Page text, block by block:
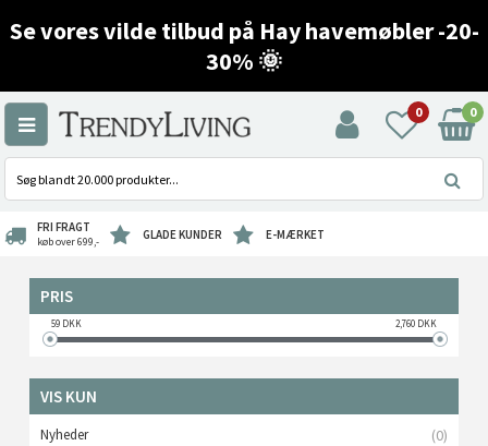
Se vores vilde tilbud på Hay havemøbler -20-
30% 🌞
0 0
FRI FRAGT
køb over 699,- GLADE KUNDER E-MÆRKET
PRIS
59DKK 2,760DKK
VIS KUN
Nyheder (0)